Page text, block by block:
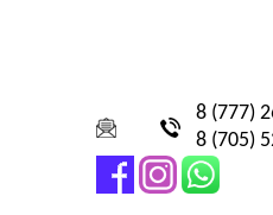
8 (777)
8 (705)